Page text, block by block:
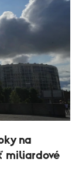
na
miliardové